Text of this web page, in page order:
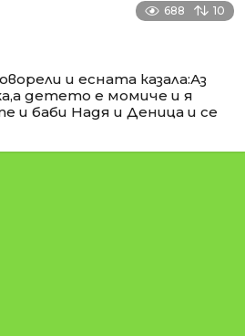
688 10
и есната казала:Аз
детето е момиче и я
и баби Надя и Деница и се